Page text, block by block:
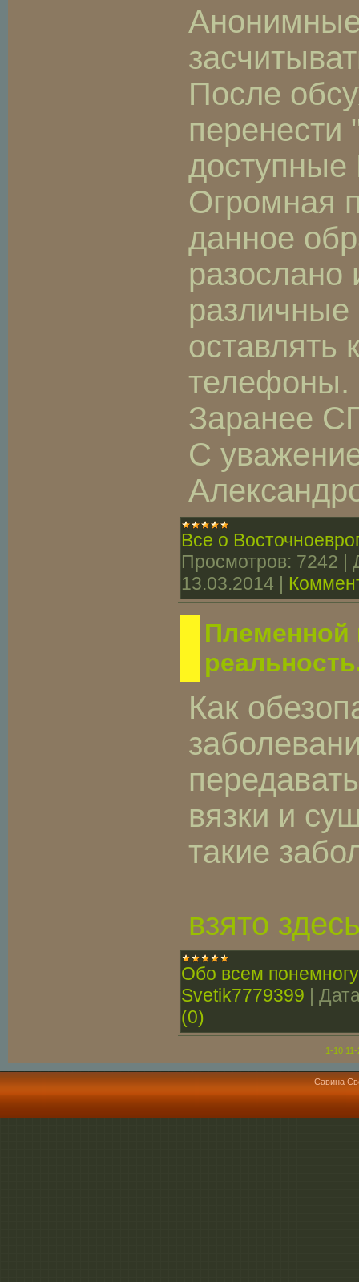
После
Огромная
данное
разослано
различные
оставлять
телефоны.
Заранее
С
Все о
Просмотров: 7242 |
13.03.2014 |
Как
вязки и
такие
взято
Обо всем понемногу
Svetik7779399 |
(0)
1-10
Савина